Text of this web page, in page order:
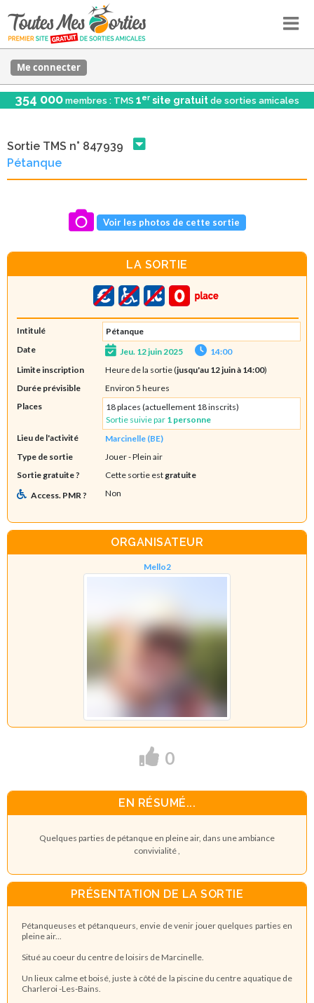
Me connecter
354 000 membres : TMS 1er site gratuit de sorties amicales
Sortie TMS n° 847939
Pétanque
Voir les photos de cette sortie
LA SORTIE
Intitulé
Pétanque
Date
Jeu. 12 juin 2025
14:00
Limite inscription
Heure de la sortie (jusqu'au 12 juin à 14:00)
Durée prévisible
Environ 5 heures
Places
18 places (actuellement 18 inscrits)
Sortie suivie par 1 personne
Lieu de l'activité
Marcinelle (BE)
Type de sortie
Jouer- Plein air
Sortie gratuite ?
Cette sortie est gratuite
Access. PMR ?
Non
ORGANISATEUR
Mello2
0
EN RÉSUMÉ...
Quelques parties de pétanque en pleine air, dans une ambiance
convivialité ,
PRÉSENTATION DE LA SORTIE
Pétanqueuses et pétanqueurs, envie de venir jouer quelques parties en
pleine air...
Situé au coeur du centre de loisirs de Marcinelle.
Un lieux calme et boisé, juste à côté de la piscine du centre aquatique de
Charleroi -Les-Bains.